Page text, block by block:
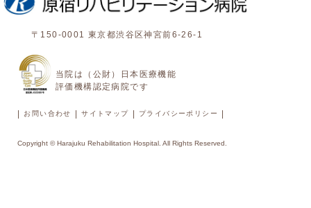
〒150-0001 東京都渋谷区神宮前6-26-1
当院は（公財）日本医療機能
評価機構認定病院です
お問い合わせ サイトマップ プライバシーポリシー
Copyright © Harajuku Rehabilitation Hospital. All Rights Reserved.